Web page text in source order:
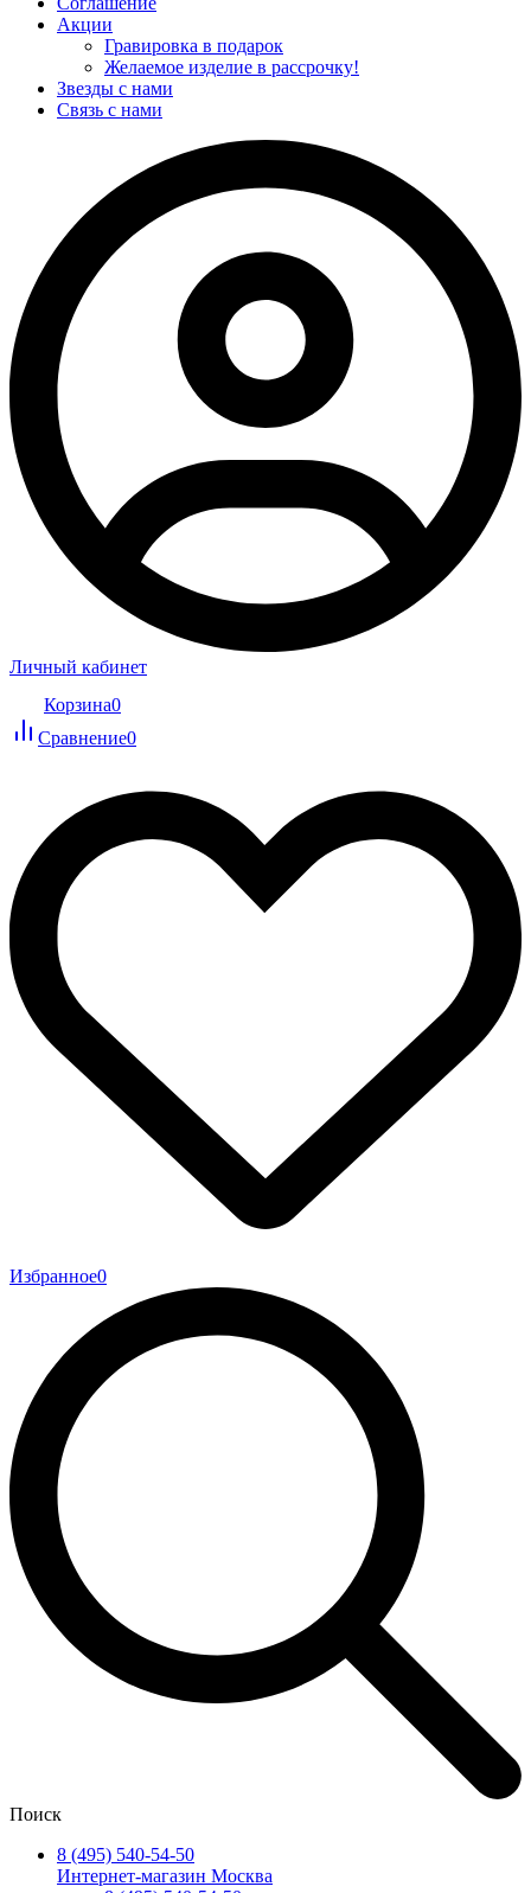
Акции
Гравировка в подарок
Желаемое изделие в рассрочку!
Звезды с нами
Связь с нами
Личный кабинет
Корзина0
Сравнение0
Избранное0
Поиск
8 (495) 540-54-50
Интернет-магазин Москва